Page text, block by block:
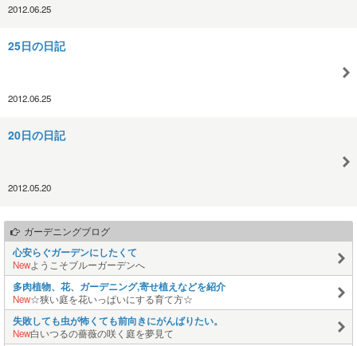
2012.06.25
25日の日記
2012.06.25
20日の日記
2012.05.20
ガーデニングブログ
心安らぐガーデンにしたくて
Newようこそブルーガーデンへ
多肉植物、花、ガーデニング,寄せ植えなどを紹介
New☆狭い庭を花いっぱいにする育て方☆
失敗しても虫が怖くても前向きにがんばりたい。
New白いつるの薔薇の咲く庭を夢見て